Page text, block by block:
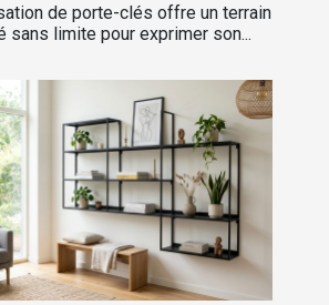
de porte-clés offre un terrain
sans limite pour exprimer son...